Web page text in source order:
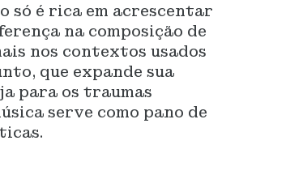
só é rica em acrescentar
na composição de
nos contextos usados
que expande sua
para os traumas
serve como pano de